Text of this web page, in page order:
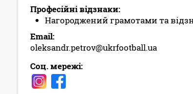
Професійні відзнаки:
Нагороджений грамотами та
Email:
oleksandr.petrov@ukrfootball.ua
Соц. мережі: